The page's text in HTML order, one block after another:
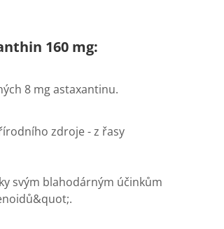
160 mg:
8 mg astaxantinu.
zdroje - z řasy
svým blahodárným účinkům